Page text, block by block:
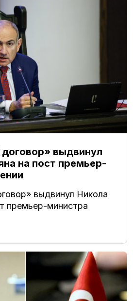
выдвинул
на пост премьер-
выдвинул Никола
премьер-министра